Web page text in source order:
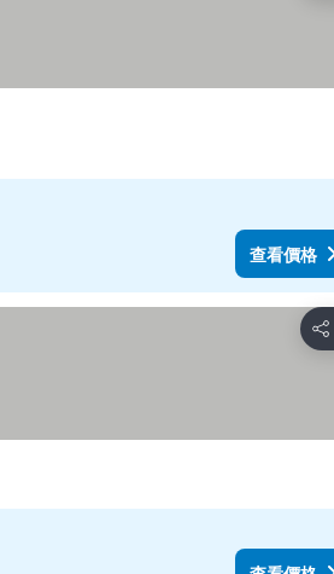
查看價格
分享